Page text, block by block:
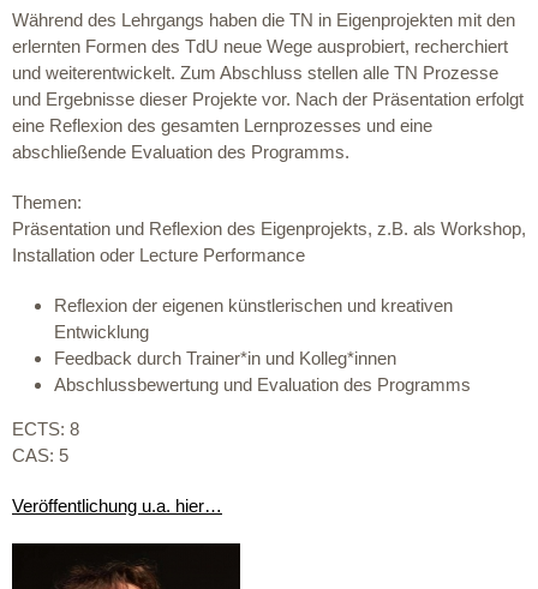
Während des Lehrgangs haben die TN in Eigenprojekten mit den
erlernten Formen des TdU neue Wege ausprobiert, recherchiert
und weiterentwickelt. Zum Abschluss stellen alle TN Prozesse
und Ergebnisse dieser Projekte vor. Nach der Präsentation erfolgt
eine Reflexion des gesamten Lernprozesses und eine
abschließende Evaluation des Programms.
Themen:
Präsentation und Reflexion des Eigenprojekts, z.B. als Workshop,
Installation oder Lecture Performance
Reflexion der eigenen künstlerischen und kreativen
Entwicklung
Feedback durch Trainer*in und Kolleg*innen
Abschlussbewertung und Evaluation des Programms
ECTS: 8
CAS: 5
Veröffentlichung u.a. hier…